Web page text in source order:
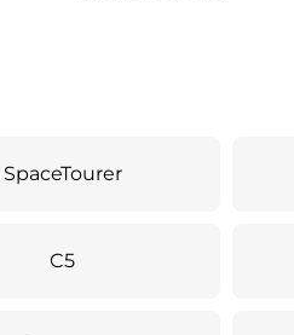
SpaceTourer
C5